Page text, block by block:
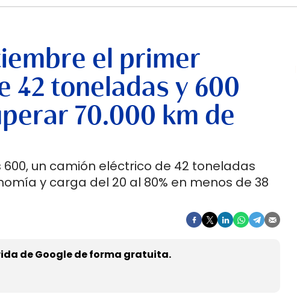
el primer
42 toneladas y 600
70.000 km de
un camión eléctrico de 42 toneladas
y carga del 20 al 80% en menos de 38
de Google de forma gratuita.